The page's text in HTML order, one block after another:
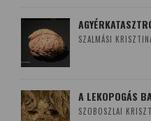
SZALMÁSI
A LEKOPOGÁS
SZOBOSZLAI